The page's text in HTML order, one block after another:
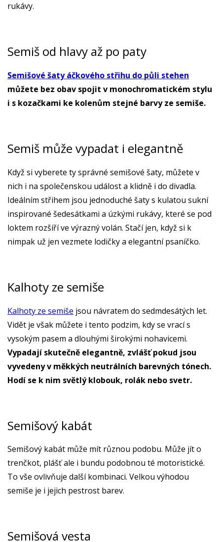
rukávy.
Semiš od hlavy až po paty
Semišové šaty áčkového střihu do půli stehen
můžete bez obav spojit v monochromatickém stylu
i s kozačkami ke kolenům stejné barvy ze semiše.
Semiš může vypadat i elegantně
Když si vyberete ty správné semišové šaty, můžete v
nich i na společenskou událost a klidně i do divadla.
Ideálním střihem jsou jednoduché šaty s kulatou sukní
inspirované šedesátkami a úzkými rukávy, které se pod
loktem rozšíří ve výrazný volán. Stačí jen, když si k
nimpak už jen vezmete lodičky a elegantní psaníčko.
Kalhoty ze semiše
Kalhoty ze semiše jsou návratem do sedmdesátých let.
Vidět je však můžete i tento podzim, kdy se vrací s
vysokým pasem a dlouhými širokými nohavicemi.
Vypadají skutečně elegantně, zvlášť pokud jsou
vyvedeny v měkkých neutrálních barevných tónech.
Hodí se k nim světlý klobouk, rolák nebo svetr.
Semišový kabát
Semišový kabát může mít různou podobu. Může jít o
trenčkot, plášť ale i bundu podobnou té motoristické.
To vše ovlivňuje další kombinaci. Velkou výhodou
semiše je i jejich pestrost barev.
Semišová vesta